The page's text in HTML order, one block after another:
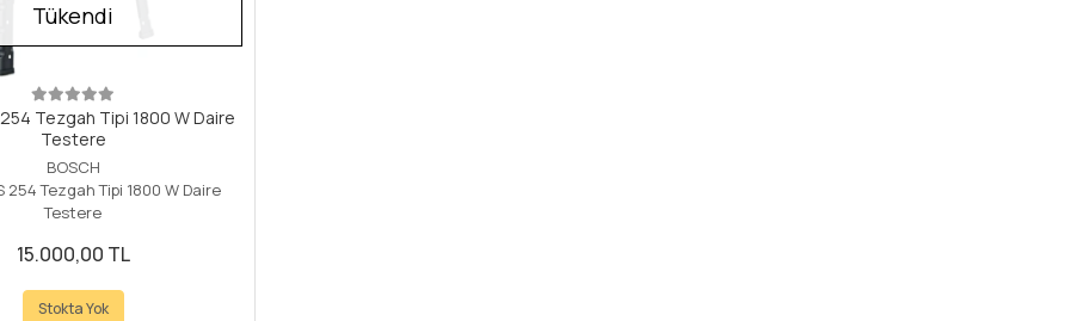
Tükendi
Tezgah Tipi 1800 W Daire
Testere
BOSCH
254 Tezgah Tipi 1800 W Daire
Testere
15.000,00 TL
Stokta Yok